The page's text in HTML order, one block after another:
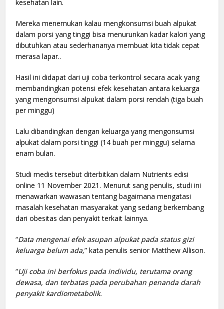
kesehatan lain.
Mereka menemukan kalau mengkonsumsi buah alpukat
dalam porsi yang tinggi bisa menurunkan kadar kalori yang
dibutuhkan atau sederhananya membuat kita tidak cepat
merasa lapar..
Hasil ini didapat dari uji coba terkontrol secara acak yang
membandingkan potensi efek kesehatan antara keluarga
yang mengonsumsi alpukat dalam porsi rendah (tiga buah
per minggu)
Lalu dibandingkan dengan keluarga yang mengonsumsi
alpukat dalam porsi tinggi (14 buah per minggu) selama
enam bulan.
Studi medis tersebut diterbitkan dalam Nutrients edisi
online 11 November 2021. Menurut sang penulis, studi ini
menawarkan wawasan tentang bagaimana mengatasi
masalah kesehatan masyarakat yang sedang berkembang
dari obesitas dan penyakit terkait lainnya.
“Data mengenai efek asupan alpukat pada status gizi
keluarga belum ada,” kata penulis senior Matthew Allison.
“Uji coba ini berfokus pada individu, terutama orang
dewasa, dan terbatas pada perubahan penanda darah
penyakit kardiometabolik.